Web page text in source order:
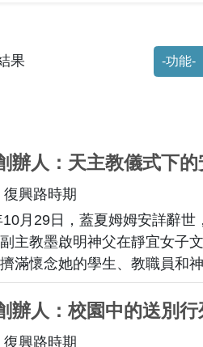
果 功能選
辦人：天主教儀式下
復興路時期
10月29日，蓋夏姆姆安詳辭
主教墨啟明神父在靜宜女子
滿懷念她的學生、教職員和
花圈與輓聯，場面莊重肅穆
、民權路、三民路和中正路
辦人：校園中的送別
復興路時期